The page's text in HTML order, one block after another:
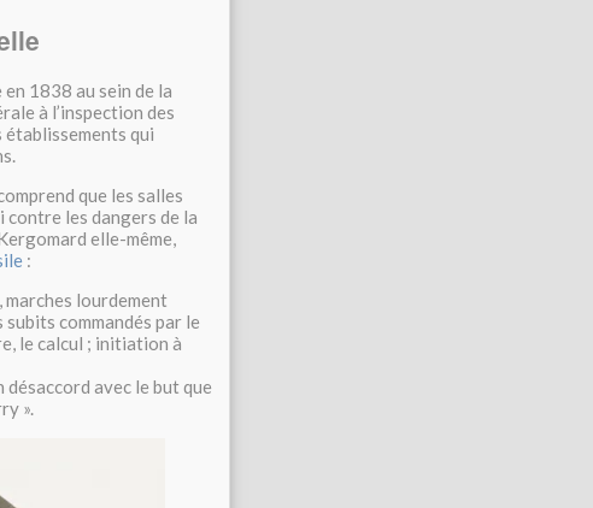
1838 au sein de la
à l’inspection des
établissements qui
que les salles
contre les dangers de la
elle-même,
:
marches lourdement
commandés par le
le calcul ; initiation à
avec le but que
».